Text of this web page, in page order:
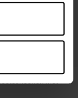
met